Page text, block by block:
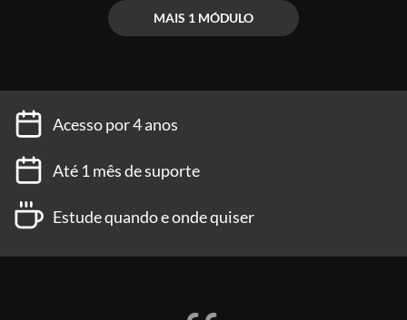
MAIS 1 MÓDULO
Acesso por 4 anos
Até 1 mês de suporte
Estude quando e onde quiser